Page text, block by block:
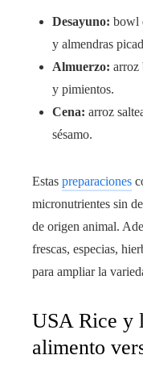
Desayuno: bowl
y almendras
Almuerzo: arroz
y pimientos.
Cena: arroz
sésamo.
Estas preparaciones
micronutrientes sin
de origen animal.
frescas, especias,
para ampliar la
USA Rice y
alimento